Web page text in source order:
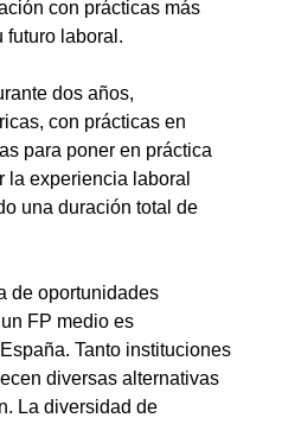
con prácticas más
futuro laboral.
dos años,
con prácticas en
para poner en práctica
la experiencia laboral
una duración total de
de oportunidades
FP medio es
Tanto instituciones
diversas alternativas
La diversidad de